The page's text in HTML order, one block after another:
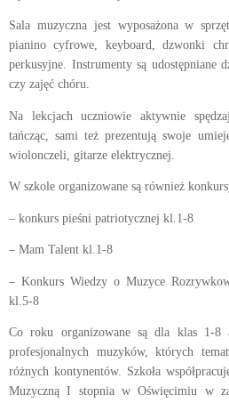
Sala muzyczna jest wyposażona w
pianino cyfrowe, keyboard, dzwonki
perkusyjne. Instrumenty są udostępniane
czy zajęć chóru.
Na lekcjach uczniowie aktywnie
tańcząc, sami też prezentują swoje
wiolonczeli, gitarze elektrycznej.
W szkole organizowane są również
– konkurs pieśni patriotycznej kl.1-8
– Mam Talent kl.1-8
– Konkurs Wiedzy o Muzyce
kl.5-8
Co roku organizowane są dla klas 1-8
profesjonalnych muzyków, których
różnych kontynentów. Szkoła
Muzyczną I stopnia w Oświęcimiu w